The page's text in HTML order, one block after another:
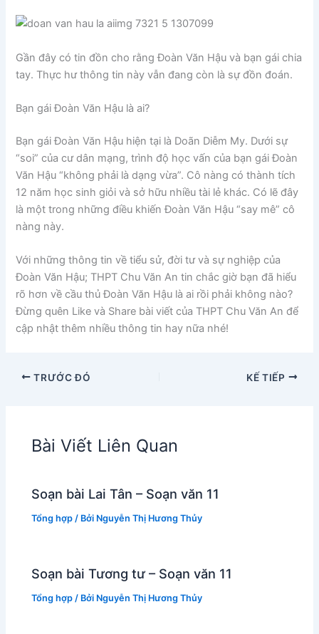
Gần đây có tin đồn cho rằng Đoàn Văn Hậu và bạn gái chia
tay. Thực hư thông tin này vẫn đang còn là sự đồn đoán.
Bạn gái Đoàn Văn Hậu là ai?
Bạn gái Đoàn Văn Hậu hiện tại là Doãn Diễm My. Dưới sự
“soi” của cư dân mạng, trình độ học vấn của bạn gái Đoàn
Văn Hậu “không phải là dạng vừa”. Cô nàng có thành tích
12 năm học sinh giỏi và sở hữu nhiều tài lẻ khác. Có lẽ đây
là một trong những điều khiến Đoàn Văn Hậu “say mê” cô
nàng này.
Với những thông tin về tiểu sử, đời tư và sự nghiệp của
Đoàn Văn Hậu; THPT Chu Văn An tin chắc giờ bạn đã hiểu
rõ hơn về cầu thủ Đoàn Văn Hậu là ai rồi phải không nào?
Đừng quên Like và Share bài viết của THPT Chu Văn An để
cập nhật thêm nhiều thông tin hay nữa nhé!
TRƯỚC ĐÓ KẾ TIẾP
Bài Viết Liên Quan
Soạn bài Lai Tân – Soạn văn 11
Tổng hợp / Bởi Nguyễn Thị Hương Thủy
Soạn bài Tương tư – Soạn văn 11
Tổng hợp / Bởi Nguyễn Thị Hương Thủy